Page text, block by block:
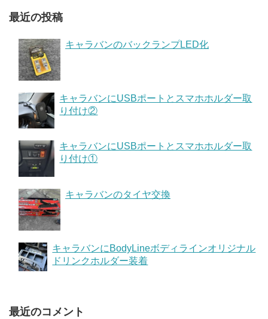
最近の投稿
キャラバンのバックランプLED化
キャラバンにUSBポートとスマホホルダー取
り付け②
キャラバンにUSBポートとスマホホルダー取
り付け①
キャラバンのタイヤ交換
キャラバンにBodyLineボディラインオリジナル
ドリンクホルダー装着
最近のコメント